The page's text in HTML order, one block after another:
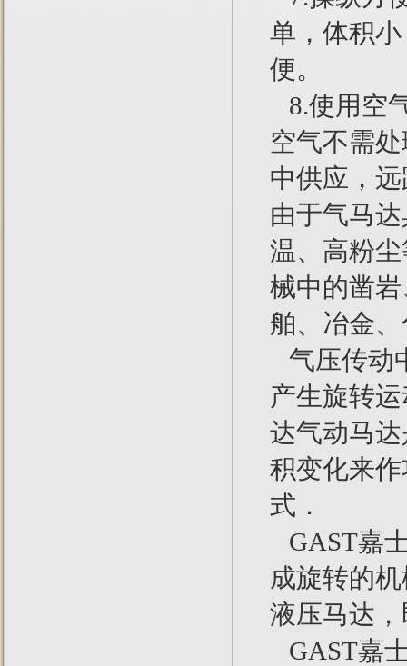
单，体积
便。
8.使用空
空气不需
中供应，
由于气马
温、高粉
械中的凿
舶、冶金
气压传动
产生旋转
达气动马
积变化来
式．
GAST嘉
成旋转的
液压马达
GAST嘉